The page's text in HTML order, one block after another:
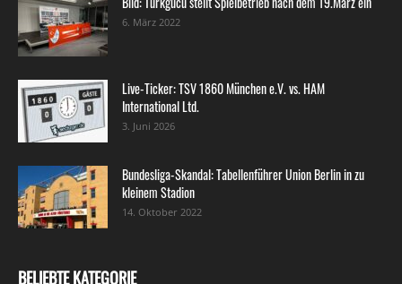
6. März 2022
Live-Ticker: TSV 1860 München e.V. vs. HAM
International Ltd.
3. Juni 2026
Bundesliga-Skandal: Tabellenführer Union Berlin in zu
kleinem Stadion
14. Oktober 2022
BELIEBTE KATEGORIE